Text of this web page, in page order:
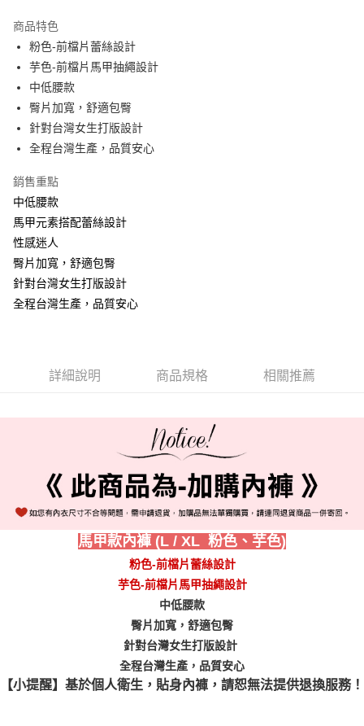
ATM付款
運送方式
全家取貨付款
每筆NT$60，滿NT$999(含以上)免運費
每筆NT$60，滿NT$999(含以上)免運費
每筆NT$60，滿NT$999(含以上)免運費
付款後7-11取貨
每筆NT$60，滿NT$999(含以上)免運費
國際順豐速運 查看運費
商品特色
粉色-前檔片蕾絲設計
芋色-前檔片馬甲抽繩設計
中低腰款
臀片加寬，舒適包臀
針對台灣女生打版設計
全程台灣生產，品質安心
銷售重點
中低腰款
馬甲元素搭配蕾絲設計
性感迷人
臀片加寬，舒適包臀
針對台灣女生打版設計
全程台灣生產，品質安心
詳細說明 商品規格 相關推薦
馬甲款內褲 (L / XL 粉色、芋色)
粉色-前檔片蕾絲設計
芋色-前檔片馬甲抽繩設計
中低腰款
臀片加寬，舒適包臀
針對台灣女生打版設計
全程台灣生產，品質安心
【小提醒】基於個人衛生，貼身內褲，請恕無法提供退換服務！